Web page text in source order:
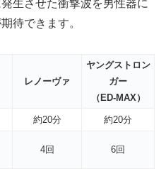
生させた衝撃波を男性器に
待できます。
レノーヴァ
ヤングストロン
ガー
（ED-MAX）
約20分 約20分
4回 6回